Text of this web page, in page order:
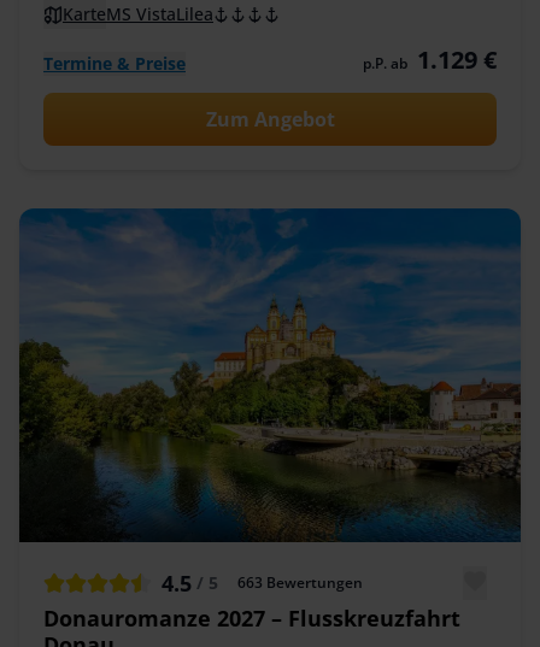
KarteMS VistaLilea
Termine & Preise p.P. ab 1.129 €
Zum Angebot
4.5 / 5 663 Bewertungen
Donauromanze 2027 – Flusskreuzfahrt